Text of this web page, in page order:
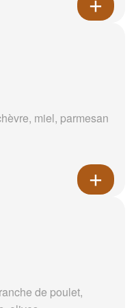
miel, parmesan
de poulet,